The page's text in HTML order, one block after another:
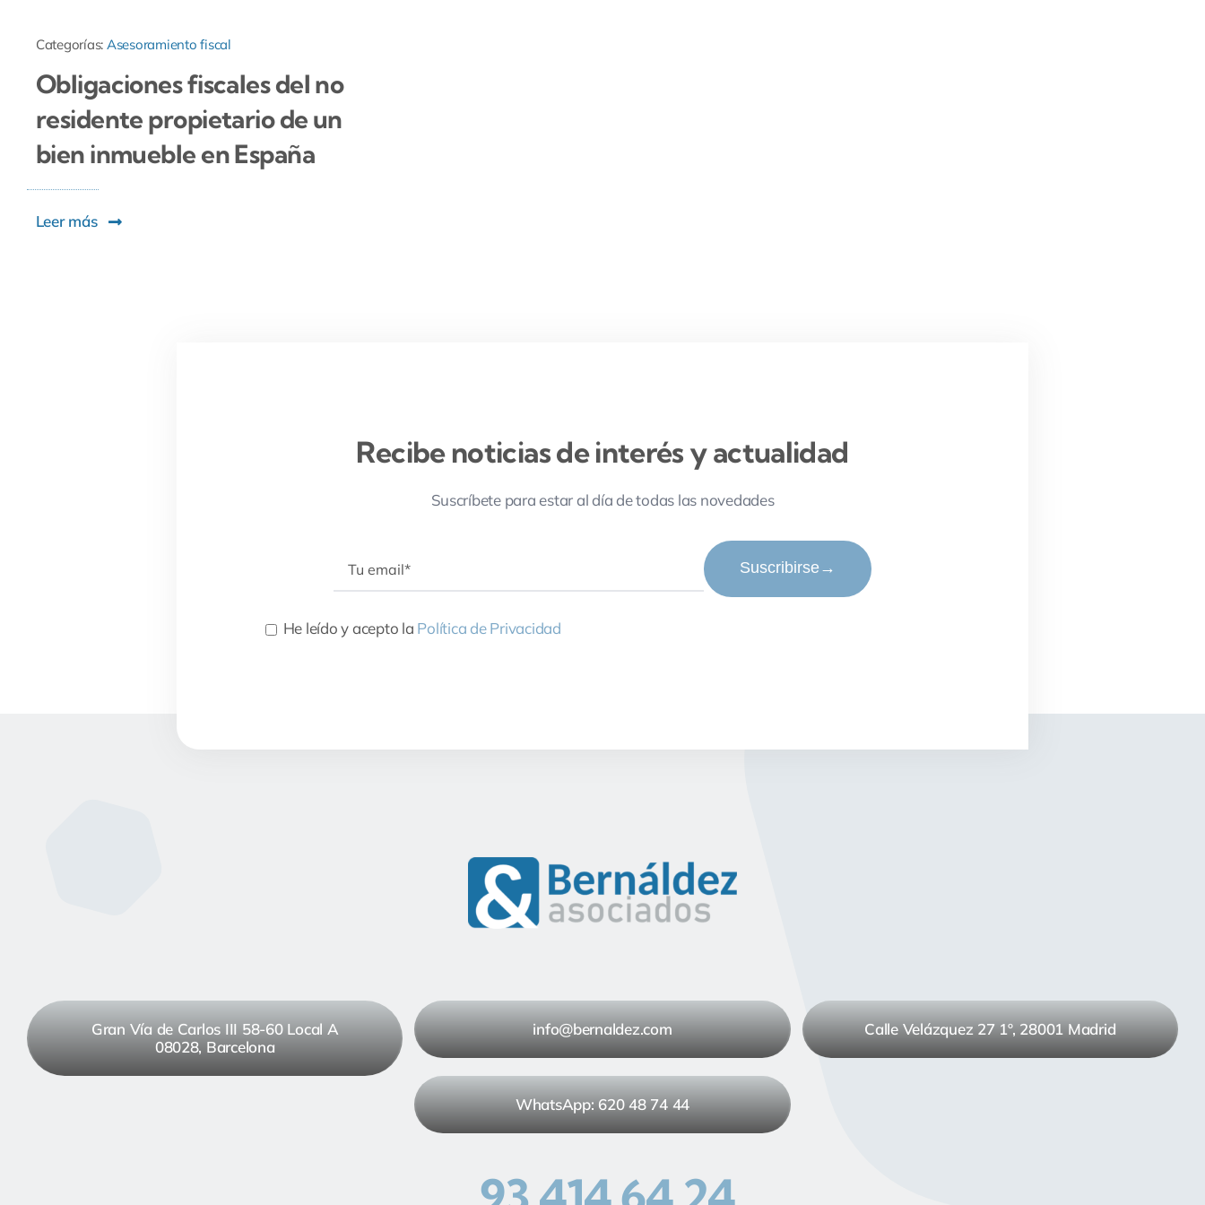
Categorías: Asesoramiento fiscal
Obligaciones fiscales del no
residente propietario de un
bien inmueble en España
Leer más
Recibe noticias de interés y actualidad
Suscríbete para estar al día de todas las novedades
Suscribirse→
He leído y acepto la Política de Privacidad
Gran Vía de Carlos III 58-60 Local A
08028, Barcelona
info@bernaldez.com
WhatsApp: 620 48 74 44
Calle Velázquez 27 1º, 28001 Madrid